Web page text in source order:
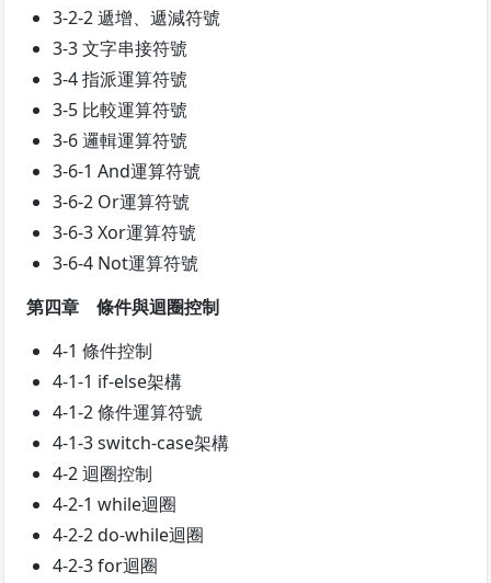
3-2-2 遞增、遞減符號
3-3 文字串接符號
3-4 指派運算符號
3-5 比較運算符號
3-6 邏輯運算符號
3-6-1 And運算符號
3-6-2 Or運算符號
3-6-3 Xor運算符號
3-6-4 Not運算符號
第四章 條件與迴圈控制
4-1 條件控制
4-1-1 if-else架構
4-1-2 條件運算符號
4-1-3 switch-case架構
4-2 迴圈控制
4-2-1 while迴圈
4-2-2 do-while迴圈
4-2-3 for迴圈